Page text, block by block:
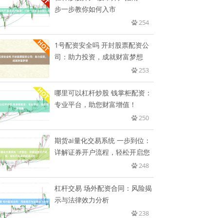
步一步教你如何入市
254
1号配资安全吗 开封股票配资公
司：助力投资，成就财富梦想
253
哪里可以杠杆炒股 钱掌柜配资：
专业平台，助您财富增值！
250
期货ai量化交易系统 一步到位：
详解证券开户流程，轻松开启您
248
杠杆交易 场外配资合同：风险揭
示与法律效力分析
238